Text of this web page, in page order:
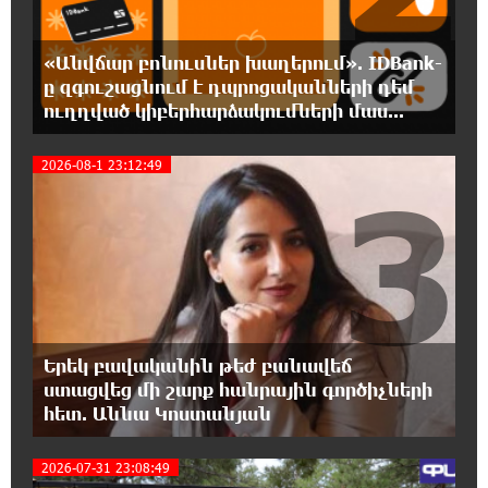
7:03:23 6-08-2026
Ընտրություններն ավարտվեցին,
իշխանություններին էլ ոչինչ չի
հետաքրքրու՞մ. «Փաստ»
6:32:20 6-08-2026
Նոր պարտքեր են ներգրավում ճեղքերը
փակելու համար. «Փաստ»
6:01:15 6-08-2026
Անհավասարակշռության և նոր
կախվածության վտանգները. «Փաստ»
0:57:28 6-08-2026
Ես հավատում եմ, որ «Արարարտ-
Արմենիան» ունակ է անցնել որակավորման
«Անվճար բոնուսներ խաղերում». IDBank-
ը զգուշացնում է դպրոցականների դեմ
ուղղված կիբերհարձակումների մաս...
2026-08-1 23:12:49
Երեկ բավականին թեժ բանավեճ
ստացվեց մի շարք հանրային գործիչների
հետ. Աննա Կոստանյան
3
2026-07-31 23:08:49